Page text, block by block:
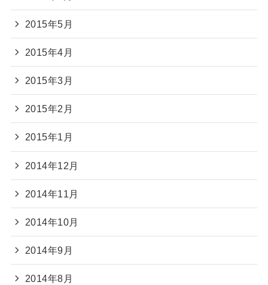
2015年5月
2015年4月
2015年3月
2015年2月
2015年1月
2014年12月
2014年11月
2014年10月
2014年9月
2014年8月